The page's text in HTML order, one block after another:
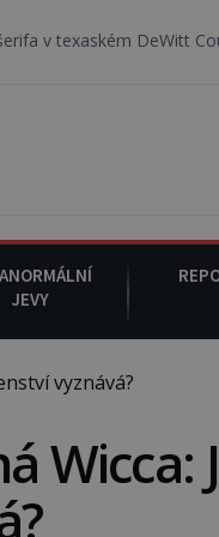
DeWitt County pořizuje
JEVY
vyznává?
Wicca: